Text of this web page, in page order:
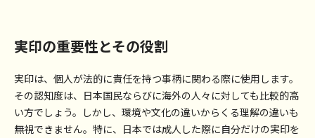
実印の重要性とその役割
実印は、個人が法的に責任を持つ事柄に関わる際に使用します。
その認知度は、日本国民ならびに海外の人々に対しても比較的高
い方でしょう。しかし、環境や文化の違いからくる理解の違いも
無視できません。特に、日本では成人した際に自分だけの実印を